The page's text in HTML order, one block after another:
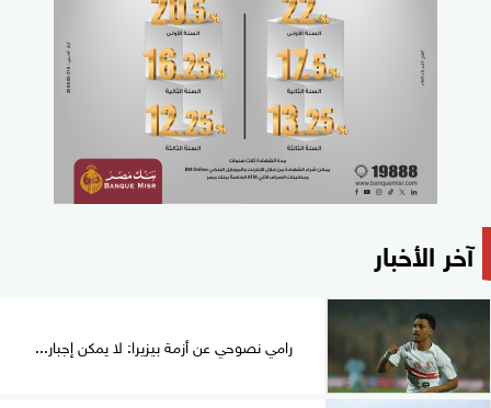
آخر الأخبار
رامي نصوحي عن أزمة بيزيرا: لا يمكن إجبار...